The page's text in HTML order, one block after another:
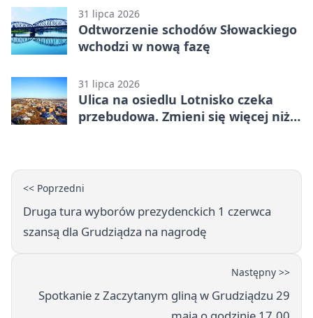
końcówce
31 lipca 2026
Odtworzenie schodów Słowackiego
wchodzi w nową fazę
31 lipca 2026
Ulica na osiedlu Lotnisko czeka
przebudowa. Zmieni się więcej niż
<< Poprzedni
Druga tura wyborów prezydenckich 1 czerwca
szansą dla Grudziądza na nagrodę
Następny >>
Spotkanie z Zaczytanym gliną w Grudziądzu 29